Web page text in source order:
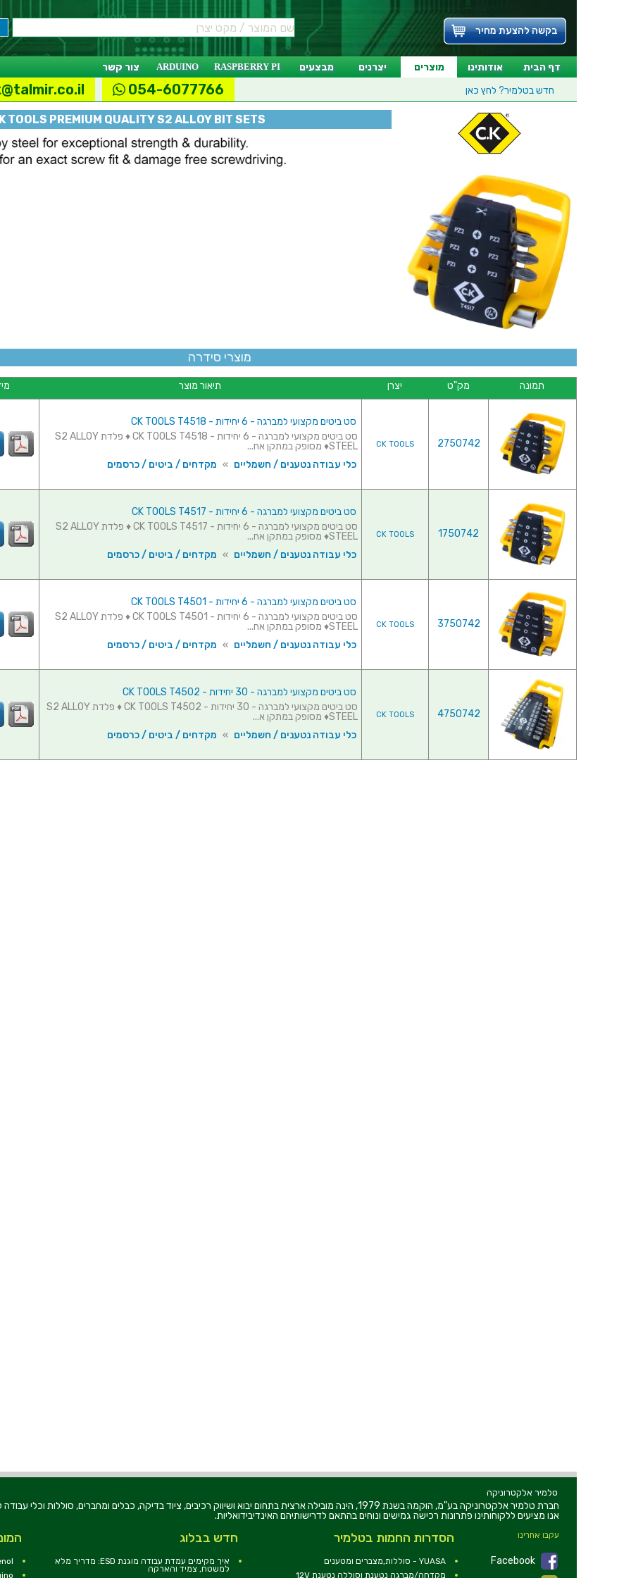
בקשה להצעת מחיר
דף הבית אודותינו מוצרים יצרנים מבצעים RASPBERRY PI
ARDUINO
צור קשר
חדש בטלמיר? לחץ כאן 054-6077766
TOOLS PREMIUM QUALITY S2 ALLOY BIT SETS
מוצרי סידרה
תמונה מק"ט יצרן תיאור מוצר
2750742
CK TOOLS
סט ביטים מקצועי למברגה - 6 יחידות - CK TOOLS T4518
סט ביטים מקצועי למברגה - 6 יחידות - CK TOOLS T4518 ♦ פלדת S2 ALLOY
STEEL♦ מסופק במתקן אח...
כלי עבודה נטענים / חשמליים » מקדחים / ביטים / כרסמים
1750742
CK TOOLS
סט ביטים מקצועי למברגה - 6 יחידות - CK TOOLS T4517
סט ביטים מקצועי למברגה - 6 יחידות - CK TOOLS T4517 ♦ פלדת S2 ALLOY
STEEL♦ מסופק במתקן אח...
כלי עבודה נטענים / חשמליים » מקדחים / ביטים / כרסמים
3750742
CK TOOLS
סט ביטים מקצועי למברגה - 6 יחידות - CK TOOLS T4501
סט ביטים מקצועי למברגה - 6 יחידות - CK TOOLS T4501 ♦ פלדת S2 ALLOY
STEEL♦ מסופק במתקן אח...
כלי עבודה נטענים / חשמליים » מקדחים / ביטים / כרסמים
4750742
CK TOOLS
סט ביטים מקצועי למברגה - 30 יחידות - CK TOOLS T4502
סט ביטים מקצועי למברגה - 30 יחידות - CK TOOLS T4502 ♦ פלדת S2 ALLOY
STEEL♦ מסופק במתקן א...
כלי עבודה נטענים / חשמליים » מקדחים / ביטים / כרסמים
טלמיר אלקטרוניקה
חברת טלמיר אלקטרוניקה בע"מ, הוקמה בשנת 1979, הינה מובילה ארצית בתחום יבוא ושיווק רכיבים, ציוד בדיקה, כבלים ומחברים,
אנו מציעים ללקוחותינו פתרונות רכישה גמישים ונוחים בהתאם לדרישותיהם האינדיבידואליות.
עקבו אחרינו
Facebook
חדש בבלוג
איך מקימים עמדת עבודה מוגנת ESD: מדריך מלא
למשטח, צמיד והארקה
הסדרות החמות בטלמיר
YUASA - סוללות,מצברים ומטענים
מקדחה/מברגה נטענת וסוללה נטענת 12V